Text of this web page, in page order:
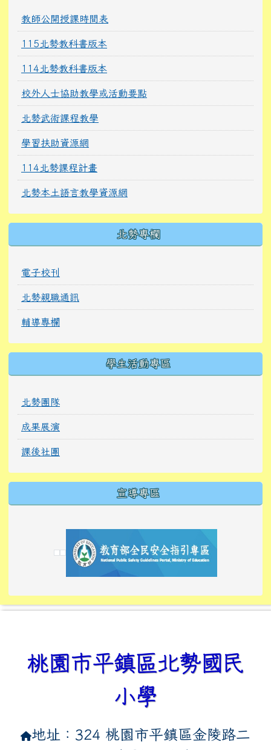
教師公開授課時間表
115北勢教科書版本
114北勢教科書版本
校外人士協助教學或活動要點
北勢武術課程教學
學習扶助資源網
114北勢課程計畫
北勢本土語言教學資源網
北勢專欄
電子校刊
北勢親職通訊
輔導專欄
學生活動專區
北勢團隊
成果展演
課後社團
宣導專區
link to https://
link to https://10000.gov.tw/
link to https://
link to https://10000.gov.tw/
link to https://
link to https://
link to https://i.win.org.tw/
link to https://
link to https://
link to https://
link to https://
桃園市平鎮區北勢國民
小學
地址：324 桃園市平鎮區金陵路二